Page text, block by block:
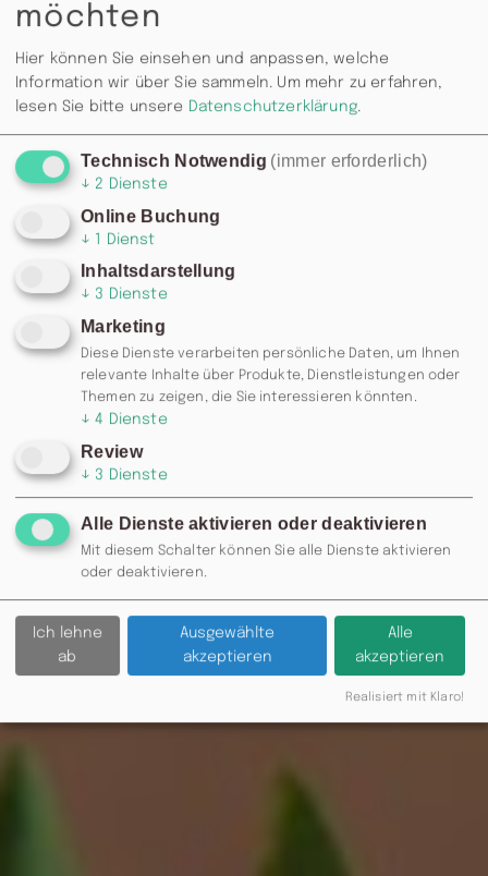
möchten
Hier können Sie einsehen und anpassen, welche
Information wir über Sie sammeln. Um mehr zu erfahren,
lesen Sie bitte unsere Datenschutzerklärung.
Technisch Notwendig (immer erforderlich)
↓ 2 Dienste
Online Buchung
↓ 1 Dienst
Inhaltsdarstellung
↓ 3 Dienste
Marketing
Diese Dienste verarbeiten persönliche Daten, um Ihnen
relevante Inhalte über Produkte, Dienstleistungen oder
Themen zu zeigen, die Sie interessieren könnten.
↓ 4 Dienste
Review
↓ 3 Dienste
Alle Dienste aktivieren oder deaktivieren
Mit diesem Schalter können Sie alle Dienste aktivieren
oder deaktivieren.
Ich lehne
ab
Ausgewählte
akzeptieren
Alle
akzeptieren
Realisiert mit Klaro!